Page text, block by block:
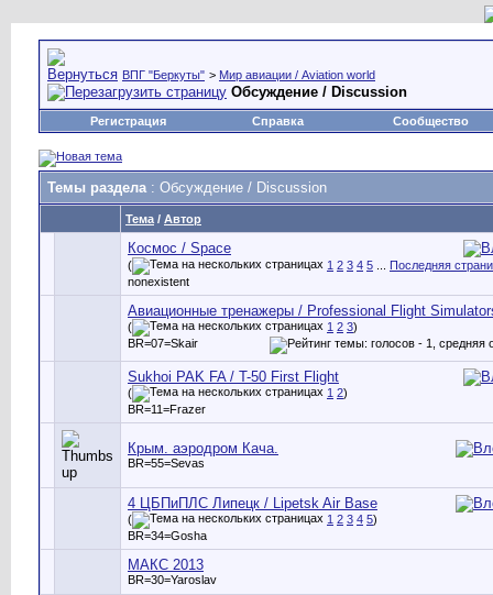
ВПГ "Беркуты" > Мир авиации / Aviation world
Обсуждение / Discussion
Регистрация Справка Сообщество
Темы раздела: Обсуждение / Discussion
Тема / Автор
Космос / Space
( 1 2 3 4 5
Последняя
nonexistent
Авиационные тренажеры / Professional Flight
( 1 2 3)
BR=07=Skair
Sukhoi PAK FA / T-50 First Flight
( 1 2)
BR=11=Frazer
Крым. аэродром Кача.
BR=55=Sevas
4 ЦБПиПЛС Липецк / Lipetsk Air Base
( 1 2 3 4 5)
BR=34=Gosha
МАКС 2013
BR=30=Yaroslav